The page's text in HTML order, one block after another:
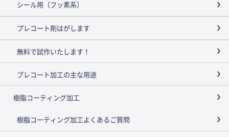
シール用（フッ素系）
プレコート剤はがします
無料で試作いたします！
プレコート加工の主な用途
樹脂コーティング加工
樹脂コーティング加工よくあるご質問